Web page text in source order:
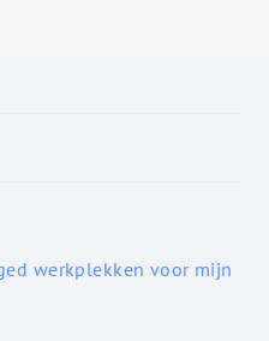
werkplekken voor mijn